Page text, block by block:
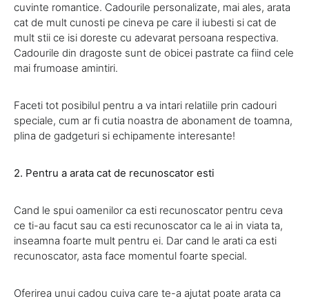
cuvinte romantice. Cadourile personalizate, mai ales, arata
cat de mult cunosti pe cineva pe care il iubesti si cat de
mult stii ce isi doreste cu adevarat persoana respectiva.
Cadourile din dragoste sunt de obicei pastrate ca fiind cele
mai frumoase amintiri.
Faceti tot posibilul pentru a va intari relatiile prin cadouri
speciale, cum ar fi cutia noastra de abonament de toamna,
plina de gadgeturi si echipamente interesante!
2. Pentru a arata cat de recunoscator esti
Cand le spui oamenilor ca esti recunoscator pentru ceva
ce ti-au facut sau ca esti recunoscator ca le ai in viata ta,
inseamna foarte mult pentru ei. Dar cand le arati ca esti
recunoscator, asta face momentul foarte special.
Oferirea unui cadou cuiva care te-a ajutat poate arata ca